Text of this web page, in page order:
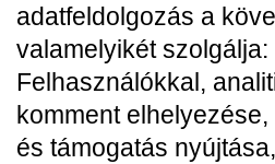
adatfeldolgozás a
valamelyikét
Felhasználókkal,
komment
és támogatás